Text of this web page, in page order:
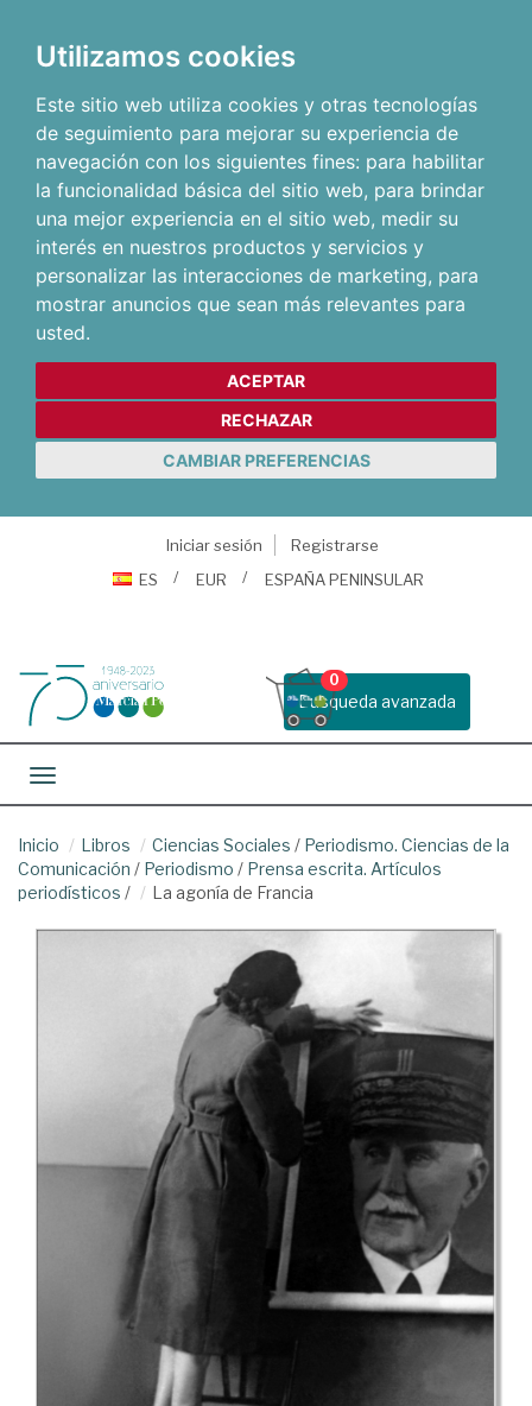
Utilizamos cookies
Este sitio web utiliza cookies y otras tecnologías
de seguimiento para mejorar su experiencia de
navegación con los siguientes fines: para habilitar
la funcionalidad básica del sitio web, para brindar
una mejor experiencia en el sitio web, medir su
interés en nuestros productos y servicios y
personalizar las interacciones de marketing, para
mostrar anuncios que sean más relevantes para
usted.
ACEPTAR
RECHAZAR
CAMBIAR PREFERENCIAS
Iniciar sesión
Registrarse
ES
EUR ESPAÑA PENINSULAR
Busqueda avanzada
0
Toggle navigation
Inicio Libros Ciencias Sociales / Periodismo. Ciencias de la
Comunicación / Periodismo / Prensa escrita. Artículos
periodísticos / La agonía de Francia